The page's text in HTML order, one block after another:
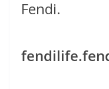
Fendi.